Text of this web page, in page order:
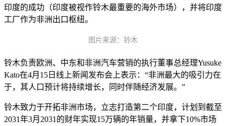
印度的成功（印度被视作铃木最重要的海外市场），并将印度
工厂作为非洲出口枢纽。
图片来源：铃木
铃木负责欧洲、中东和非洲汽车营销的执行董事总经理Yusuke
Kato在4月15日线上新闻发布会上表示：“非洲最大的吸引力在
于，其人口预计将持续增长，同时伴随经济发展。”
铃木致力于开拓非洲市场，立志打造第二个印度，计划到截至
2031年3月2031的财年实现15万辆的年销量，并拿下10%市场